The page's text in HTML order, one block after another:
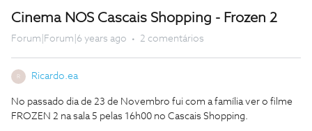
Cinema NOS Cascais Shopping - Frozen 2
Forum|Forum|6 years ago 2 comentários
R Ricardo.ea
No passado dia de 23 de Novembro fui com a família ver o filme
FROZEN 2 na sala 5 pelas 16h00 no Cascais Shopping.